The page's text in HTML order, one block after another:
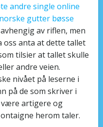
andre single online
gutter bøsse
av riflen, men
oss anta at dette tallet
tilsier at tallet skulle
andre veien.
nivået på leserne i
på de som skriver i
artigere og
herom taler.